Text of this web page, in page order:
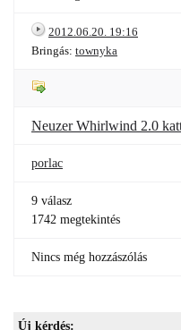
2012.06.20. 19:16
Bringás: townyka
Neuzer Whirlwind 2.0
porlac
9 válasz
1742 megtekintés
Nincs még hozzászólás
Új kérdés: